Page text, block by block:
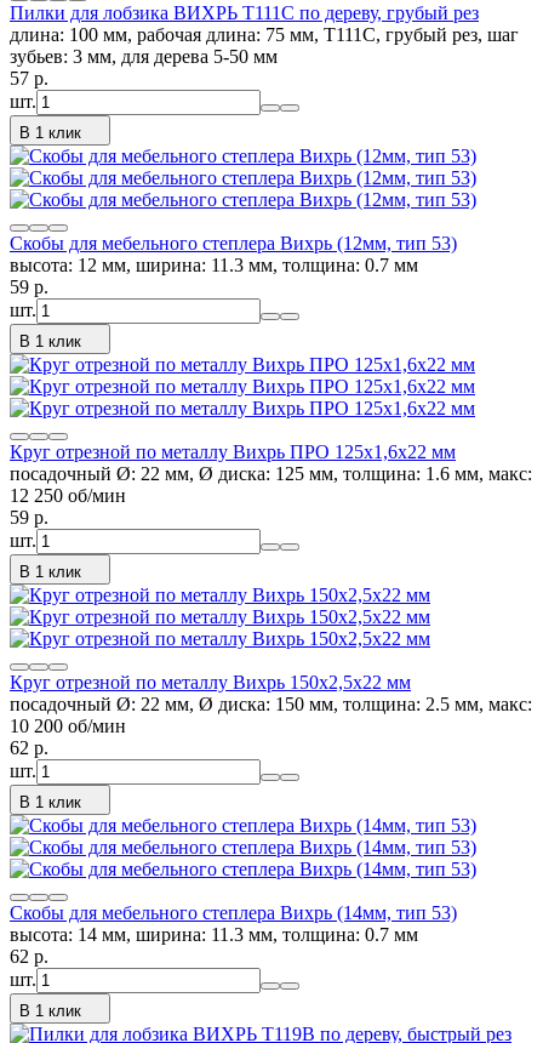
Пилки для лобзика ВИХРЬ Т111C по дереву, грубый рез
длина: 100 мм, рабочая длина: 75 мм, Т111C, грубый рез, шаг
зубьев: 3 мм, для дерева 5-50 мм
57 p.
шт.
В 1 клик
Скобы для мебельного степлера Вихрь (12мм, тип 53)
высота: 12 мм, ширина: 11.3 мм, толщина: 0.7 мм
59 p.
шт.
В 1 клик
Круг отрезной по металлу Вихрь ПРО 125х1,6х22 мм
посадочный Ø: 22 мм, Ø диска: 125 мм, толщина: 1.6 мм, макс:
12 250 об/мин
59 p.
шт.
В 1 клик
Круг отрезной по металлу Вихрь 150х2,5х22 мм
посадочный Ø: 22 мм, Ø диска: 150 мм, толщина: 2.5 мм, макс:
10 200 об/мин
62 p.
шт.
В 1 клик
Скобы для мебельного степлера Вихрь (14мм, тип 53)
высота: 14 мм, ширина: 11.3 мм, толщина: 0.7 мм
62 p.
шт.
В 1 клик